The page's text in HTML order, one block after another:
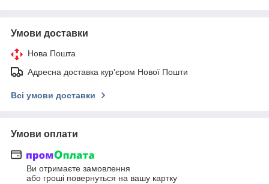
Умови доставки
Нова Пошта
Адресна доставка кур'єром Нової Пошти
Всі умови доставки
Умови оплати
Ви отримаєте замовлення
або гроші повернуться на вашу картку